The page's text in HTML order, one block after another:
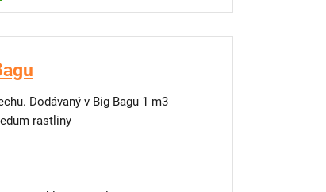
Dodávaný v Big Bagu 1 m3
rastliny